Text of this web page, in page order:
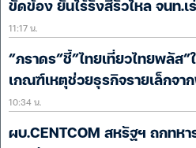
ขัดข้อง ยันไร้รังสีรั่วไหล จนท.เ
11:17 น.
“ภราดร”ชี้”ไทยเที่ยวไทยพลัส”
เกณฑ์เหตุช่วยธุรกิจรายเล็กจา
10:34 น.
ผบ.CENTCOM สหรัฐฯ ถกทห